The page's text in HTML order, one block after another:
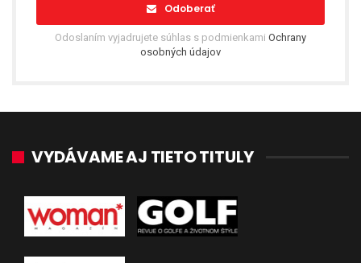
Odoberať
Odoslaním vyjadrujete súhlas s podmienkami Ochrany
osobných údajov
VYDÁVAME AJ TIETO TITULY